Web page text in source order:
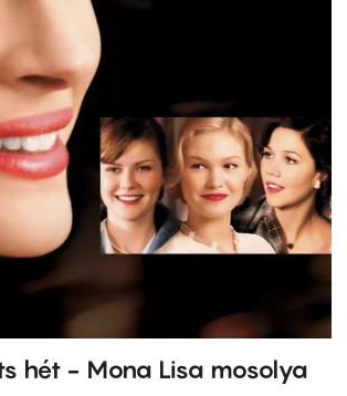
hét - Mona Lisa mosolya